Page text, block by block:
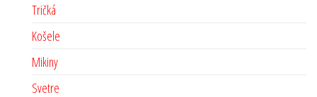
Tričká
Košele
Mikiny
Svetre